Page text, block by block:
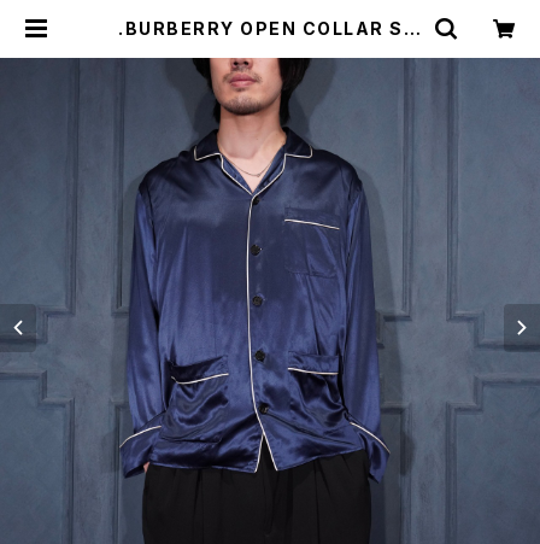
.BURBERRY OPEN COLLAR SIL
リーロンドンオープンカラーシルク10
0%パジャマシャツ(新品タグ付き)20
00000075853 | Titti Vintage